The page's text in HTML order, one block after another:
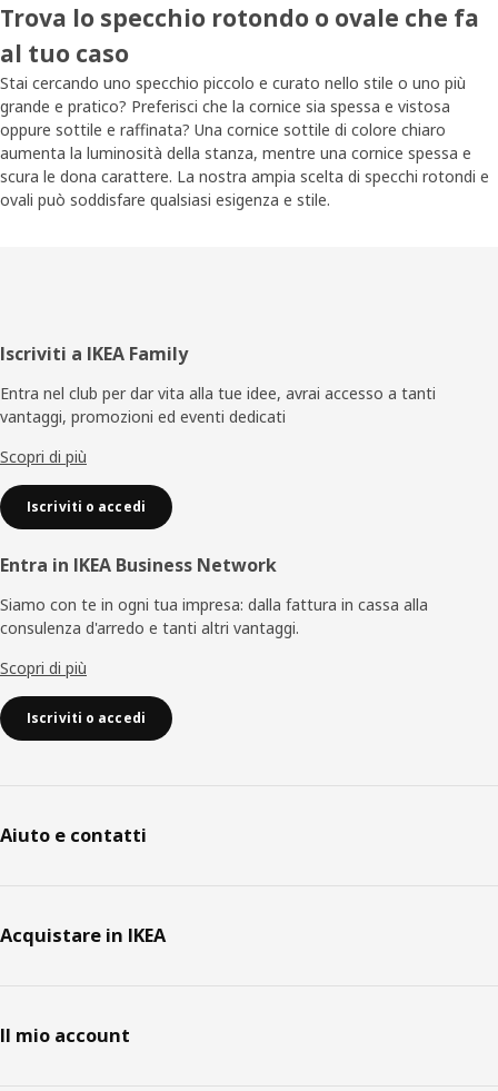
Trova lo specchio rotondo o ovale che fa
al tuo caso
Stai cercando uno specchio piccolo e curato nello stile o uno più
grande e pratico? Preferisci che la cornice sia spessa e vistosa
oppure sottile e raffinata? Una cornice sottile di colore chiaro
aumenta la luminosità della stanza, mentre una cornice spessa e
scura le dona carattere. La nostra ampia scelta di specchi rotondi e
ovali può soddisfare qualsiasi esigenza e stile.
Piè
di
pagina
Iscriviti a IKEA Family
Entra nel club per dar vita alla tue idee, avrai accesso a tanti
vantaggi, promozioni ed eventi dedicati
Scopri di più
Iscriviti o accedi
Entra in IKEA Business Network
Siamo con te in ogni tua impresa: dalla fattura in cassa alla
consulenza d'arredo e tanti altri vantaggi.
Scopri di più
Iscriviti o accedi
Aiuto e contatti
Acquistare in IKEA
Il mio account